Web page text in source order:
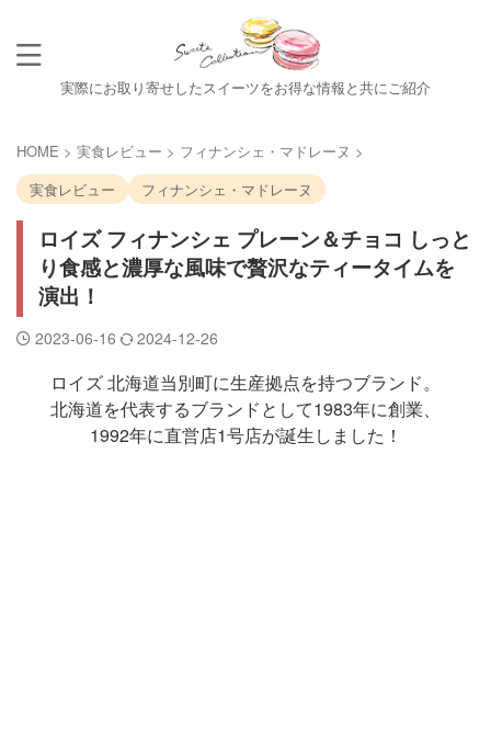
実際にお取り寄せしたスイーツをお得な情報と共にご紹介
HOME > 実食レビュー > フィナンシェ・マドレーヌ >
実食レビュー
フィナンシェ・マドレーヌ
ロイズ フィナンシェ プレーン＆チョコ しっと
り食感と濃厚な風味で贅沢なティータイムを
演出！
2023-06-16 2024-12-26
ロイズ 北海道当別町に生産拠点を持つブランド。
北海道を代表するブランドとして1983年に創業、
1992年に直営店1号店が誕生しました！